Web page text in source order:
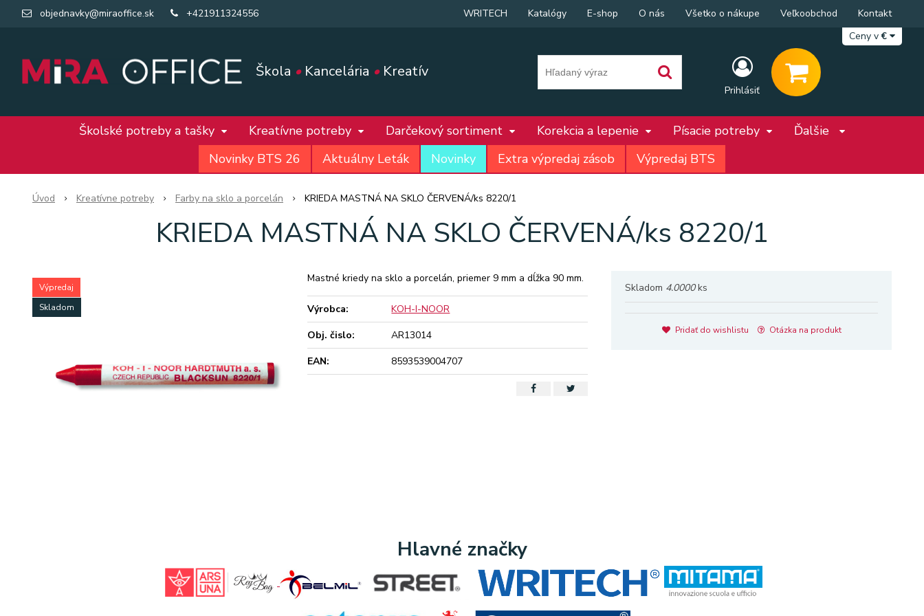
Škola •Kancelária •Kreatív
objednavky@miraoffice.sk +421911324556
Prihlásiť
WRITECH Katalógy E-shop O nás Všetko o nákupe Veľkoobchod
Kontakt
Ceny v€
Školské potreby a tašky Kreatívne potreby Darčekový sortiment Korekcia a lepenie Písacie potreby
Ďalšie
Novinky BTS 26
Aktuálny Leták Novinky Extra výpredaj zásob Výpredaj BTS
Úvod Kreatívne potreby Farby na sklo a porcelán KRIEDA MASTNÁ NA SKLO ČERVENÁ/ks 8220/1
KRIEDA MASTNÁ NA SKLO ČERVENÁ/ks 8220/1
Výpredaj
Skladom
Skladom 4.0000ks
Pridať do wishlistu Otázka na produkt
Mastné kriedy na sklo a porcelán, priemer 9 mm a dĺžka 90 mm.
Výrobca:
KOH-I-NOOR
Obj. čislo:
AR13014
EAN:
8593539004707
Hlavné značky